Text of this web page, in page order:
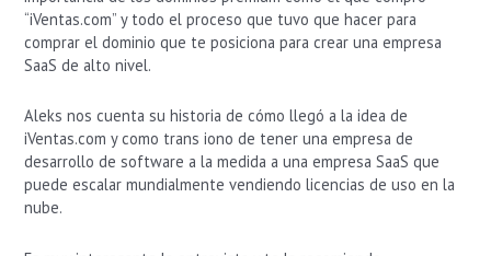
“iVentas.com” y todo el proceso que tuvo que hacer para
comprar el dominio que te posiciona para crear una empresa
SaaS de alto nivel.
Aleks nos cuenta su historia de cómo llegó a la idea de
iVentas.com y como trans iono de tener una empresa de
desarrollo de software a la medida a una empresa SaaS que
puede escalar mundialmente vendiendo licencias de uso en la
nube.